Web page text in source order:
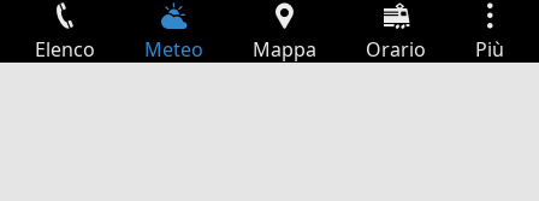
Elenco Meteo Mappa Orario Più